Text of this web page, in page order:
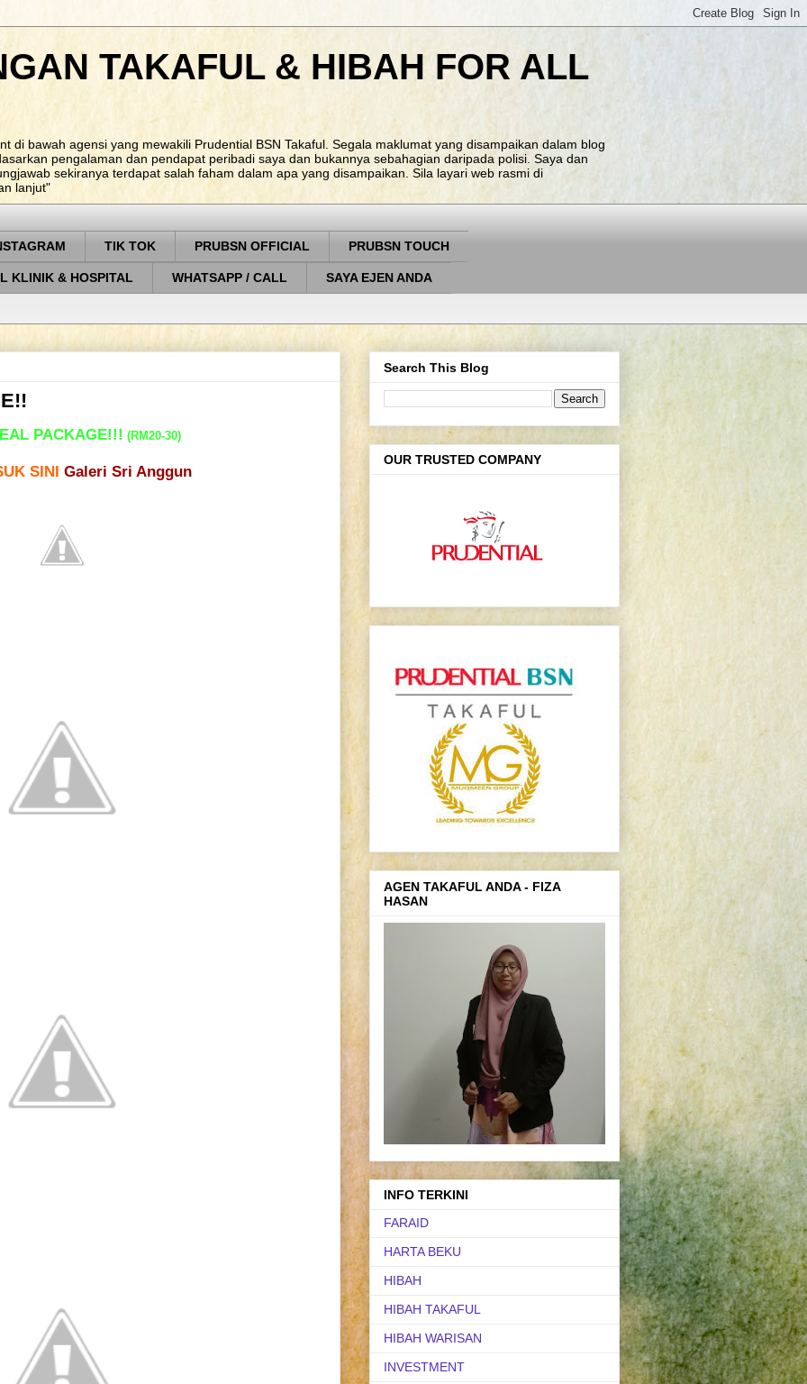
TAKAFUL & HIBAH FOR ALL
di bawah agensi yang mewakili Prudential BSN Takaful. Segala maklumat yang disampaikan dalam blog
pengalaman dan pendapat peribadi saya dan bukannya sebahagian daripada polisi. Saya dan
sekiranya terdapat salah faham dalam apa yang disampaikan. Sila layari web rasmi di
lanjut"
TIK TOK PRUBSN OFFICIAL PRUBSN TOUCH
KLINIK & HOSPITAL WHATSAPP / CALL SAYA EJEN ANDA
PACKAGE!!! (RM20-30)
SINI Galeri Sri Anggun
Search This Blog
OUR TRUSTED COMPANY
AGEN TAKAFUL ANDA - FIZA
HASAN
INFO TERKINI
FARAID
HARTA BEKU
HIBAH
HIBAH TAKAFUL
HIBAH WARISAN
INVESTMENT